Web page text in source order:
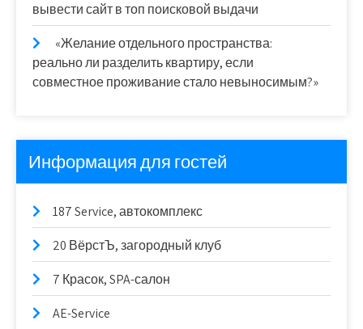
вывести сайт в топ поисковой выдачи
«Желание отдельного пространства:
реально ли разделить квартиру, если
совместное проживание стало невыносимым?»
Информация для гостей
187 Service, автокомплекс
20 ВёрстЪ, загородный клуб
7 Красок, SPA-салон
AE-Service